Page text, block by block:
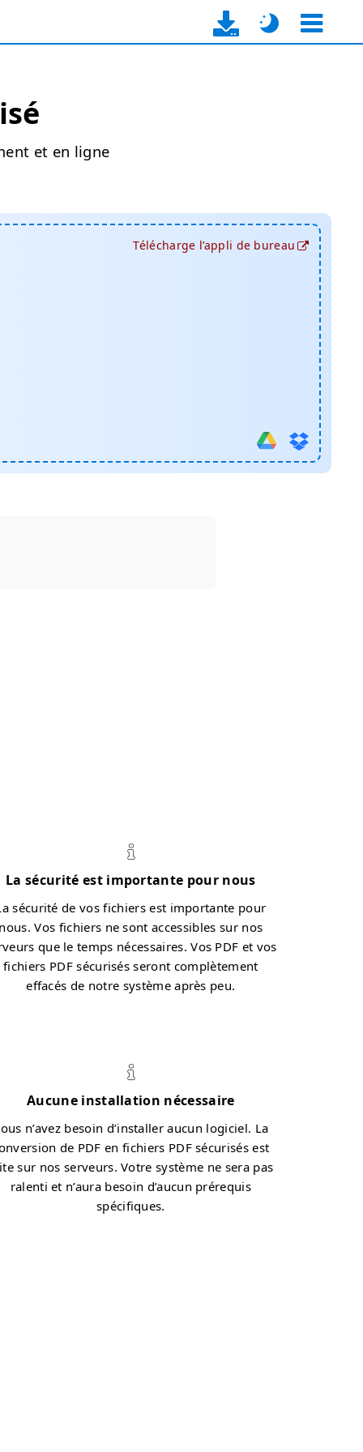
et en ligne
Télécharge l’appli de bureau
La sécurité est importante pour nous
sécurité de vos fichiers est importante pour
nous. Vos fichiers ne sont accessibles sur nos
que le temps nécessaires. Vos PDF et vos
fichiers PDF sécurisés seront complètement
effacés de notre système après peu.
Aucune installation nécessaire
n’avez besoin d’installer aucun logiciel. La
de PDF en fichiers PDF sécurisés est
sur nos serveurs. Votre système ne sera pas
ralenti et n’aura besoin d’aucun prérequis
spécifiques.